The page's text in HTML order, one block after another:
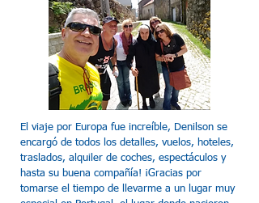
El viaje por Europa fue increíble, Denilson se
encargó de todos los detalles, vuelos, hoteles,
traslados, alquiler de coches, espectáculos y
hasta su buena compañía! ¡Gracias por
tomarse el tiempo de llevarme a un lugar muy